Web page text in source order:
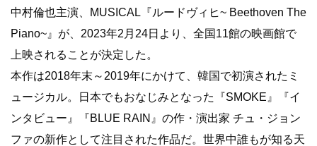
中村倫也主演、MUSICAL『ルードヴィヒ~ Beethoven The
Piano~』が、2023年2月24日より、全国11館の映画館で
上映されることが決定した。
本作は2018年末～2019年にかけて、韓国で初演されたミ
ュージカル。日本でもおなじみとなった『SMOKE』『イ
ンタビュー』『BLUE RAIN』の作・演出家 チュ・ジョン
ファの新作として注目された作品だ。世界中誰もが知る天